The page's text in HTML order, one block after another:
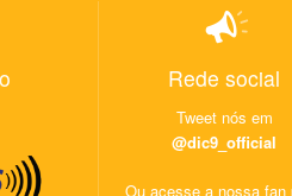
Rede social
Tweet nós em
@dic9_official
Ou acesse a nossa fan